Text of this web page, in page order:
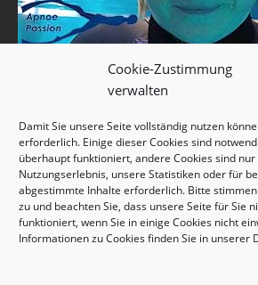
Cookie-Zustimmung
verwalten
Damit Sie unsere Seite vollständig nutzen
erforderlich. Einige dieser Cookies sind
überhaupt funktioniert, andere Cookies sind
Nutzungserlebnis, unsere Statistiken oder für
abgestimmte Inhalte erforderlich. Bitte
zu und beachten Sie, dass unsere Seite für Sie
funktioniert, wenn Sie in einige Cookies nicht
Informationen zu Cookies finden Sie in unserer